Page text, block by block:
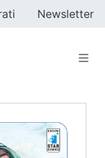
Newsletter